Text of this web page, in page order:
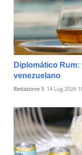
Diplomático
venezuelano
Redazione 5 14 Lug 2026